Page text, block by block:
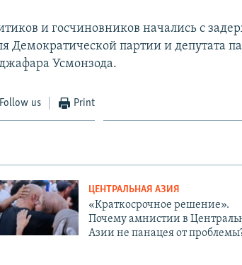
и госчиновников начались с
Демократической партии и депутата
Усмонзода.
Follow us Print
ЦЕНТРАЛЬНАЯ АЗИЯ
«Краткосрочное решение».
Почему амнистии в
Азии не панацея от